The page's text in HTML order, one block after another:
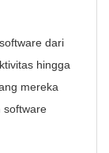
dari
hingga
mereka
software